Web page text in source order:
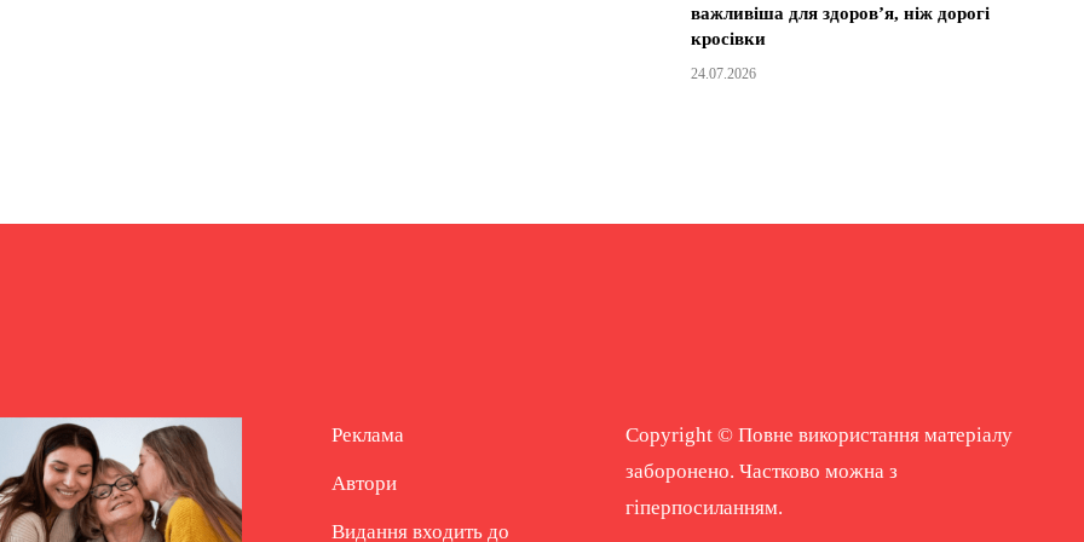
важливіша для здоров’я, ніж дорогі
кросівки
24.07.2026
Реклама
Автори
Видання входить до
Copyright © Повне використання матеріалу
заборонено. Частково можна з
гіперпосиланням.